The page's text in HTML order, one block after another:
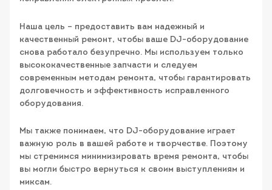
Наша цель – предоставить вам надежный и
качественный ремонт, чтобы ваше DJ-оборудование
снова работало безупречно. Мы используем только
высококачественные запчасти и следуем
современным методам ремонта, чтобы гарантировать
долговечность и эффективность исправленного
оборудования.
Мы также понимаем, что DJ-оборудование играет
важную роль в вашей работе и творчестве. Поэтому
мы стремимся минимизировать время ремонта, чтобы
вы могли быстро вернуться к своим выступлениям и
миксам.